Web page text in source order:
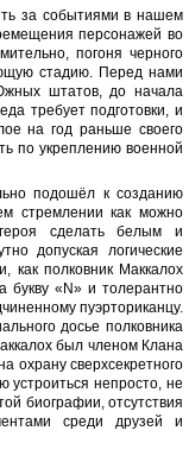
за событиями в нашем
персонажей во
погоня черного
стадию. Перед нами
штатов, до начала
требует подготовки, и
на год раньше своего
по укреплению военной
подошёл к созданию
стремлении как можно
сделать белым и
допуская логические
как полковник Маккалох
букву «N» и толерантно
пуэрториканцу.
досье полковника
был членом Клана
охрану сверхсекретного
непросто, не
биографии, отсутствия
среди друзей и